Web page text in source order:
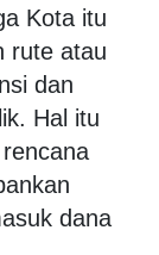
Kota itu
rute atau
dan
Hal itu
dana